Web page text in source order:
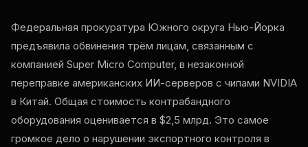
Федеральная прокуратура Южного округа Нью-Йорка
предъявила обвинения трём лицам, связанным с
компанией Super Micro Computer, в незаконной
переправке американских ИИ-серверов с чипами NVIDIA
в Китай. Общая стоимость контрабандного
оборудования оценивается в $2,5 млрд. Это самое
громкое дело о нарушении экспортного контроля в